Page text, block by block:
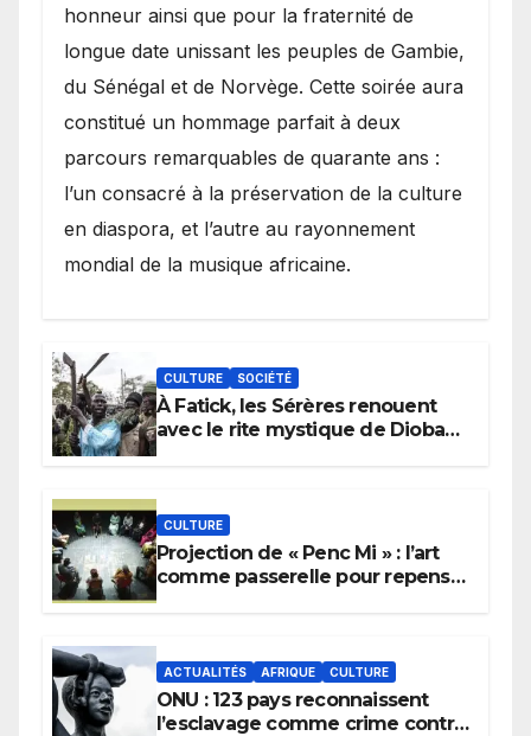
honneur ainsi que pour la fraternité de
longue date unissant les peuples de Gambie,
du Sénégal et de Norvège. Cette soirée aura
constitué un hommage parfait à deux
parcours remarquables de quarante ans :
l’un consacré à la préservation de la culture
en diaspora, et l’autre au rayonnement
mondial de la musique africaine.
CULTURE SOCIÉTÉ
À Fatick, les Sérères renouent
avec le rite mystique de Diobaye
CULTURE
Projection de « Penc Mi » : l’art
comme passerelle pour repenser
ACTUALITÉS AFRIQUE CULTURE
ONU : 123 pays reconnaissent
l’esclavage comme crime contre